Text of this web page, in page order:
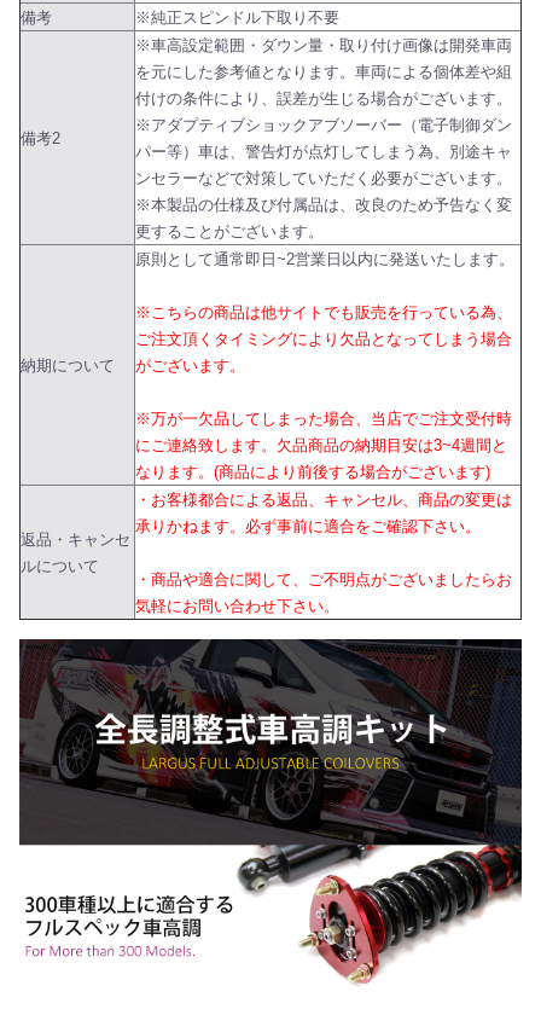
備考
※純正スピンドル下取り不要
備考2
※車高設定範囲・ダウン量・取り付け画像は開発車両
を元にした参考値となります。車両による個体差や組
付けの条件により、誤差が生じる場合がございます。
※アダプティブショックアブソーバー（電子制御ダン
パー等）車は、警告灯が点灯してしまう為、別途キャ
ンセラーなどで対策していただく必要がございます。
※本製品の仕様及び付属品は、改良のため予告なく変
更することがございます。
納期について
原則として通常即日~2営業日以内に発送いたします。
※こちらの商品は他サイトでも販売を行っている為、
ご注文頂くタイミングにより欠品となってしまう場合
がございます。
※万が一欠品してしまった場合、当店でご注文受付時
にご連絡致します。欠品商品の納期目安は3~4週間と
なります。(商品により前後する場合がございます)
返品・キャンセ
ルについて
・お客様都合による返品、キャンセル、商品の変更は
承りかねます。必ず事前に適合をご確認下さい。
・商品や適合に関して、ご不明点がございましたらお
気軽にお問い合わせ下さい。